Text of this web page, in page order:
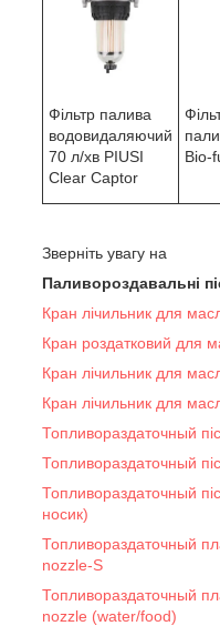
Фільтр палива
водовидаляючий
70 л/хв PIUSI
Clear Captor
Bio-
Зверніть увагу на
Паливороздавальні
Кран лічильник для
Кран роздатковий для
Кран лічильник для
Кран лічильник для
Топливораздаточный
Топливораздаточный
Топливораздаточный
носик)
Топливораздаточный
nozzle-S
Топливораздаточный
nozzle (water/food)